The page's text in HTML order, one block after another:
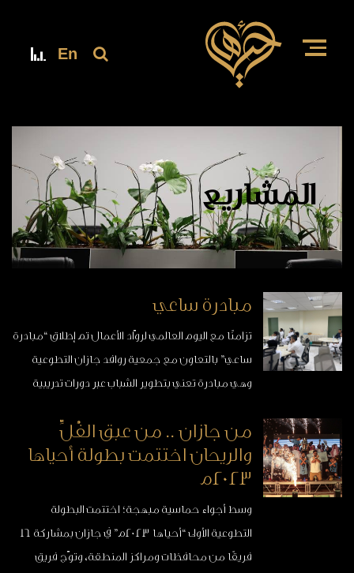
En
المشاريع
مبادرة ساعي
تزامنًا مع اليوم العالمي لروّاد الأعمال تم إطلاق “مبادرة
ساعي” بالتعاون مع جمعية روافد جازان التطوعية
وهي مبادرة تعني بتطوير الشباب عبر دورات تدريبية
الهواتف والكاميرات.
من جازان .. من عبق الفُلِّ
والريحان اختتمت بطولة أحياها
2023م
وسط أجواء حماسية مبهجة؛ اختتمت البطولة
التطوعية الأولى “أحياها 2023م” في جازان بمشاركة 16
فريقًا من محافظات ومراكز المنطقة، وتوّج فريق